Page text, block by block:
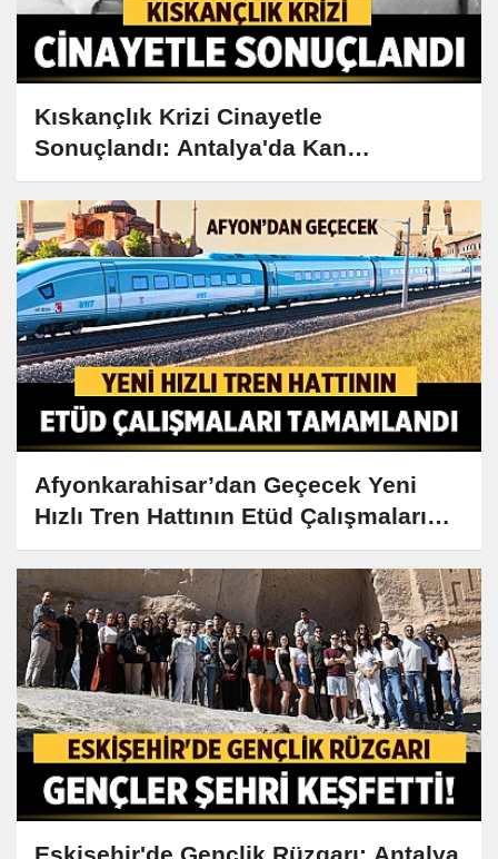
Kıskançlık Krizi Cinayetle
Sonuçlandı: Antalya'da Kan
Donduran Olay!
Afyonkarahisar’dan Geçecek Yeni
Hızlı Tren Hattının Etüd Çalışmaları
Tamamlandı
Eskişehir'de Gençlik Rüzgarı: Antalya